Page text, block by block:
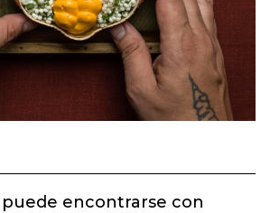
encontrarse con